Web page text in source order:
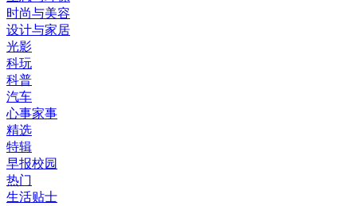
时尚与美容
设计与家居
光影
科玩
科普
汽车
心事家事
精选
特辑
早报校园
热门
生活贴士